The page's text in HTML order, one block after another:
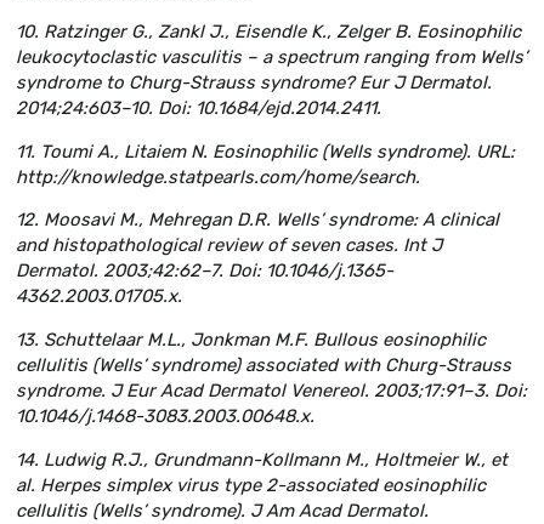
10. Ratzinger G., Zankl J., Eisendle K., Zelger B. Eosinophilic
leukocytoclastic vasculitis – a spectrum ranging from Wells’
syndrome to Churg-Strauss syndrome? Eur J Dermatol.
2014;24:603–10. Doi: 10.1684/ejd.2014.2411.
11. Toumi A., Litaiem N. Eosinophilic (Wells syndrome). URL:
http://knowledge.statpearls.com/home/search.
12. Moosavi M., Mehregan D.R. Wells’ syndrome: A clinical
and histopathological review of seven cases. Int J
Dermatol. 2003;42:62–7. Doi: 10.1046/j.1365-
4362.2003.01705.x.
13. Schuttelaar M.L., Jonkman M.F. Bullous eosinophilic
cellulitis (Wells’ syndrome) associated with Churg-Strauss
syndrome. J Eur Acad Dermatol Venereol. 2003;17:91–3. Doi:
10.1046/j.1468-3083.2003.00648.x.
14. Ludwig R.J., Grundmann-Kollmann M., Holtmeier W., et
al. Herpes simplex virus type 2-associated eosinophilic
cellulitis (Wells’ syndrome). J Am Acad Dermatol.